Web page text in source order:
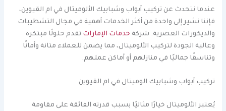
عندما نتحدث عن تركيب أبواب وشبابيك الألوميتال في ام القيوين،
فإننا نشير إلى واحدة من أكثر الخدمات أهمية في مجال التشطيبات
والديكورات العصرية. شركة خدمات الإمارات تقدم حلولًا مبتكرة
وعالية الجودة لتركيب الألوميتال، مما يضمن للعملاء متانة وأمانًا
وتناسقًا جماليًا في منازلهم أو أماكن عملهم.
تركيب أبواب وشبابيك الوميتال في ام القيوين
يُعتبر الألوميتال خيارًا مثاليًا بسبب قدرته الفائقة على مقاومة